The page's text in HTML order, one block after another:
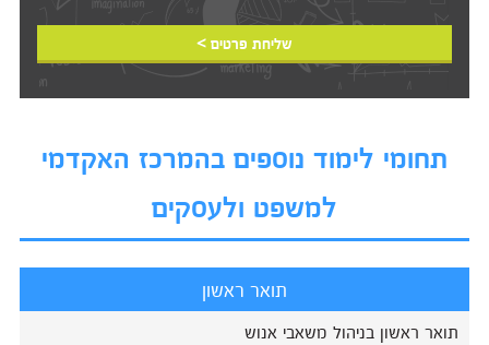
שליחת פרטים >
תחומי לימוד נוספים בהמרכז האקדמי
למשפט ולעסקים
תואר ראשון
תואר ראשון בניהול משאבי אנוש